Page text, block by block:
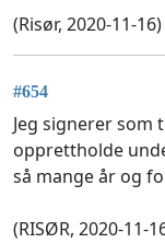
(Risør, 2020-11-16)
#654
Jeg signerer som
opprettholde
så mange år og
(RISØR, 2020-11-